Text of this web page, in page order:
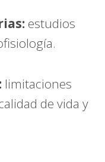
estudios
limitaciones
de vida y